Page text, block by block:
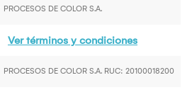
PROCESOS DE COLOR S.A.
Ver términos y condiciones
PROCESOS DE COLOR S.A. RUC: 20100018200